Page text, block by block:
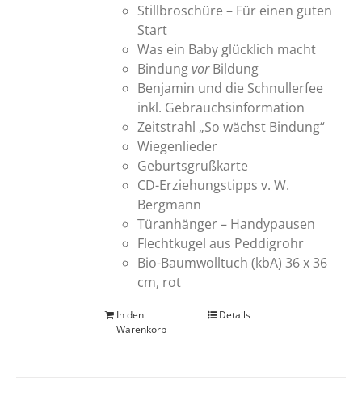
Stillbroschüre – Für einen guten
Start
Was ein Baby glücklich macht
BindungvorBildung
Benjamin und die Schnullerfee
inkl. Gebrauchsinformation
Zeitstrahl „So wächst Bindung“
Wiegenlieder
Geburtsgrußkarte
CD-Erziehungstipps v. W.
Bergmann
Türanhänger – Handypausen
Flechtkugel aus Peddigrohr
Bio-Baumwolltuch (kbA) 36 x 36
cm, rot
In den
Warenkorb
Details